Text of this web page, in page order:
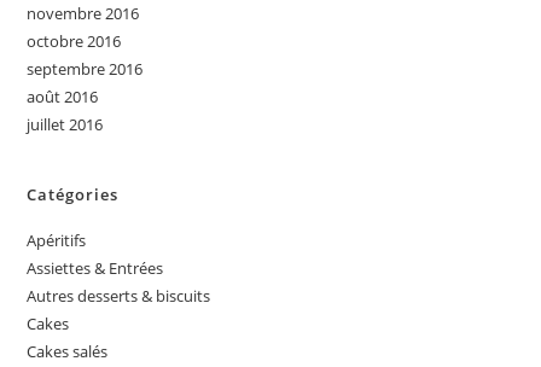
novembre 2016
octobre 2016
septembre 2016
août 2016
juillet 2016
Catégories
Apéritifs
Assiettes & Entrées
Autres desserts & biscuits
Cakes
Cakes salés